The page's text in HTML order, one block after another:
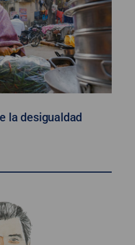
la desigualdad